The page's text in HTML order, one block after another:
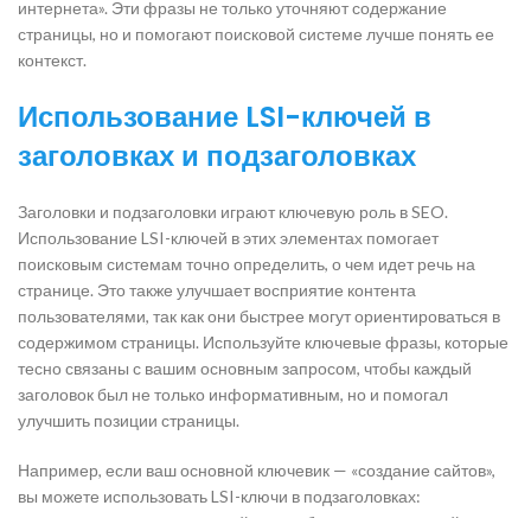
интернета». Эти фразы не только уточняют содержание
страницы, но и помогают поисковой системе лучше понять ее
контекст.
Использование LSI-ключей в
заголовках и подзаголовках
Заголовки и подзаголовки играют ключевую роль в SEO.
Использование LSI-ключей в этих элементах помогает
поисковым системам точно определить, о чем идет речь на
странице. Это также улучшает восприятие контента
пользователями, так как они быстрее могут ориентироваться в
содержимом страницы. Используйте ключевые фразы, которые
тесно связаны с вашим основным запросом, чтобы каждый
заголовок был не только информативным, но и помогал
улучшить позиции страницы.
Например, если ваш основной ключевик — «создание сайтов»,
вы можете использовать LSI-ключи в подзаголовках: